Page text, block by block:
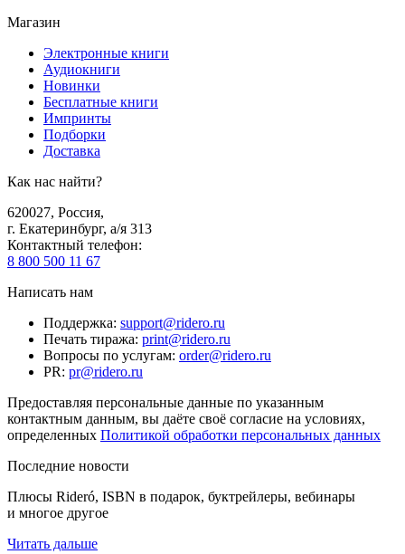
Магазин
Электронные книги
Аудиокниги
Новинки
Бесплатные книги
Импринты
Подборки
Доставка
Как нас найти?
620027, Россия,
г. Екатеринбург, а/я 313
Контактный телефон:
8 800 500 11 67
Написать нам
Поддержка: support@ridero.ru
Печать тиража: print@ridero.ru
Вопросы по услугам: order@ridero.ru
PR: pr@ridero.ru
Предоставляя персональные данные по указанным
контактным данным, вы даёте своё согласие на условиях,
определенных Политикой обработки персональных данных
Последние новости
Плюсы Rideró, ISBN в подарок, буктрейлеры, вебинары
и многое другое
Читать дальше